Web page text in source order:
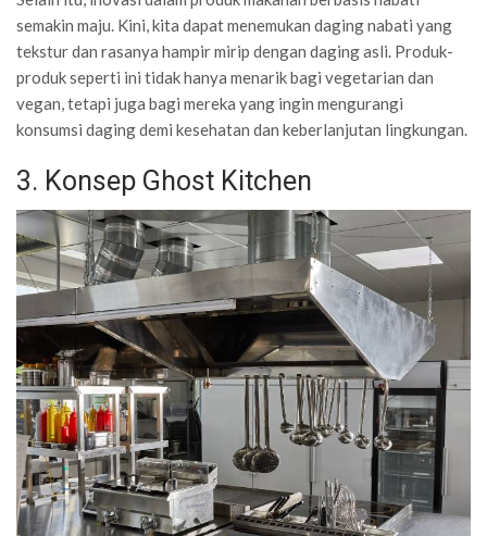
semakin maju. Kini, kita dapat menemukan daging nabati yang
tekstur dan rasanya hampir mirip dengan daging asli. Produk-
produk seperti ini tidak hanya menarik bagi vegetarian dan
vegan, tetapi juga bagi mereka yang ingin mengurangi
konsumsi daging demi kesehatan dan keberlanjutan lingkungan.
3. Konsep Ghost Kitchen